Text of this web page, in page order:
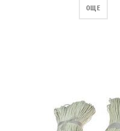
ОЩЕ